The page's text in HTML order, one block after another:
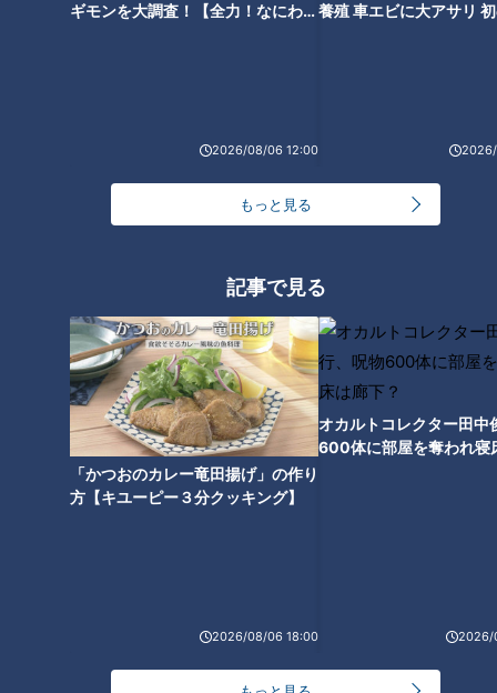
ギモンを大調査！【全力！なにわ実
2026/08/06 12:00
養殖 車エビに大アサリ
もっと見る
記事で見る
「かつおのカレー竜田揚げ」の作り
方【キユーピー３分クッキング】
2026/08/06 18:00
オカルトコレクター田中
600体に部屋を奪われ寝
2026/
める！？三重の名品「大内山瓶
バター」の製造の秘密とは？
のおいしさを楽しめる「フルー
ツせんべい」
門外不出の味！？ みそスープの
近藤サトも感激のおいしさ！自
宅で味わえる「名古屋名物ひつ
近藤サト